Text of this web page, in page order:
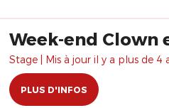
Week-end Clown
Stage | Mis à jour il y a plus de 4
PLUS D'INFOS